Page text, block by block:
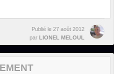
Publié le 27 août 2012
par LIONEL MELOUL